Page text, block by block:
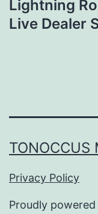
Lightning
Live Dealer
TONOCCUS
Privacy Policy
Proudly